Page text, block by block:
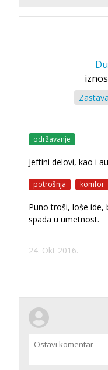
održavanje
Jeftini delovi, kao i
potrošnja komfor
Puno troši, loše ide,
spada u umetnost.
24. Okt 2016.